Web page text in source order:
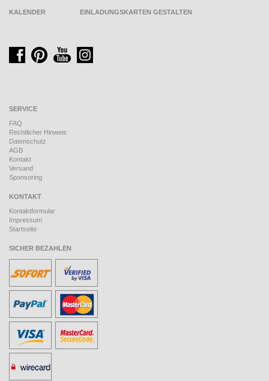
KALENDER EINLADUNGSKARTEN GESTALTEN
SERVICE
FAQ
Rechtlicher Hinweis
Datenschutz
AGB
Kontakt
Versand
Sponsoring
KONTAKT
Kontaktformular
Impressum
Startseite
SICHER BEZAHLEN